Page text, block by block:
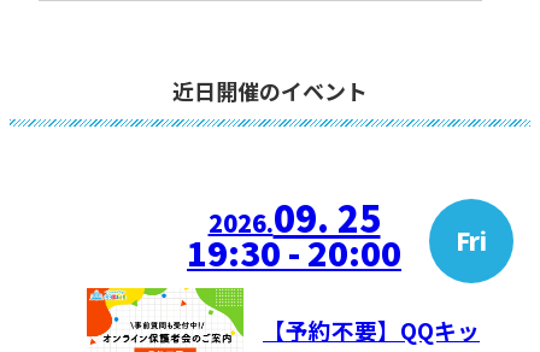
近日開催のイベント
2026.09. 25 Fri
19:30 - 20:00
【予約不要】QQキッ